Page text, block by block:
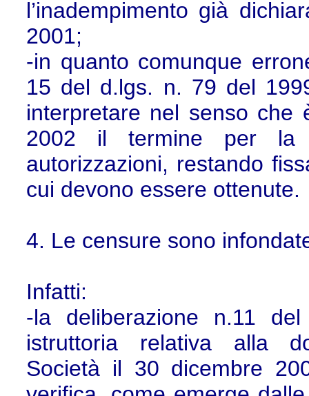
l’inadempimento già
2001;
-in quanto comunque
15 del d.lgs. n. 79 del
interpretare nel senso che
2002 il termine per la
autorizzazioni, restando
cui devono essere ottenute.
4. Le censure sono
Infatti:
-la deliberazione n.11
istruttoria relativa alla
Società il 30 dicembre